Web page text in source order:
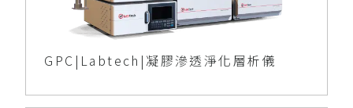
GPC|Labtech|凝膠滲透淨化層析儀